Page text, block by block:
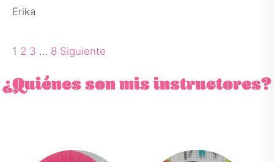
Erika
1 2 3 … 8 Siguiente
¿Quiénes son mis instructores?